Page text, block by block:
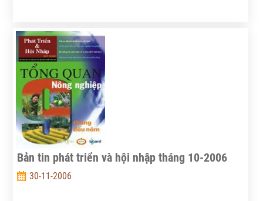
Bản tin phát triển và hội nhập tháng 10-2006
30-11-2006